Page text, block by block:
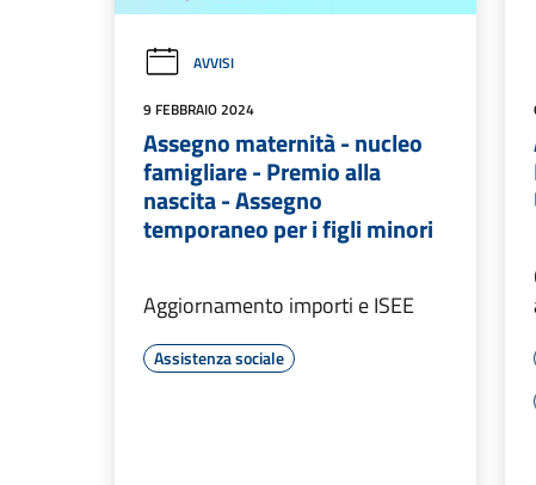
AVVISI
9 FEBBRAIO 2024
Assegno maternità - nucleo
famigliare - Premio alla
nascita - Assegno
temporaneo per i figli minori
Aggiornamento importi e ISEE
Assistenza sociale